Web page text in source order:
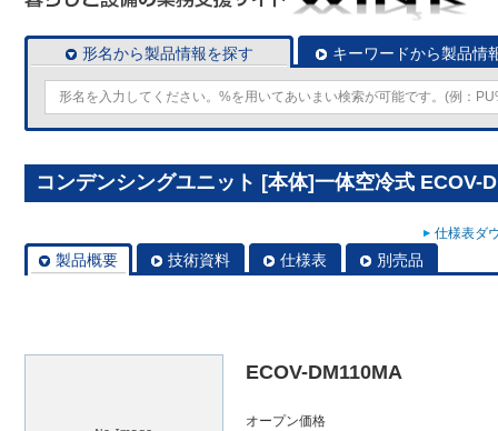
形名から製品情報を探す キーワードから製品情
コンデンシングユニット [本体]一体空冷式 ECOV-
仕様表ダ
製品概要 技術資料 仕様表 別売品
ECOV-DM110MA
オープン価格